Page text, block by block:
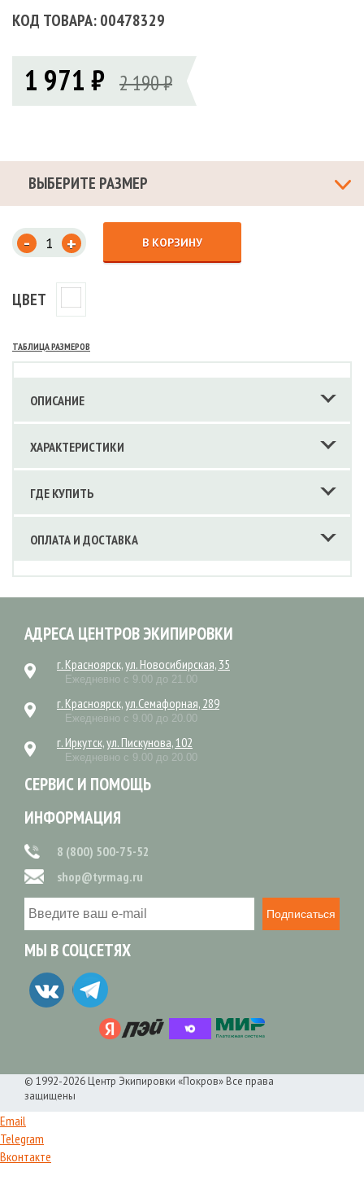
КОД ТОВАРА: 00478329
1 971 ₽ 2 190 ₽
ВЫБЕРИТЕ РАЗМЕР
- + В КОРЗИНУ
ЦВЕТ
ТАБЛИЦА РАЗМЕРОВ
ОПИСАНИЕ
ХАРАКТЕРИСТИКИ
ГДЕ КУПИТЬ
ОПЛАТА И ДОСТАВКА
АДРЕСА ЦЕНТРОВ ЭКИПИРОВКИ
г. Красноярск, ул. Новосибирская, 35
Ежедневно с 9.00 до 21.00
г. Красноярск, ул.Семафорная, 289
Ежедневно с 9.00 до 20.00
г. Иркутск, ул. Пискунова, 102
Ежедневно с 9.00 до 20.00
СЕРВИС И ПОМОЩЬ
ИНФОРМАЦИЯ
8 (800) 500-75-52
shop@tyrmag.ru
Подписаться
МЫ В СОЦСЕТЯХ
© 1992-2026 Центр Экипировки «Покров» Все права
защищены
Email
Telegram
Вконтакте